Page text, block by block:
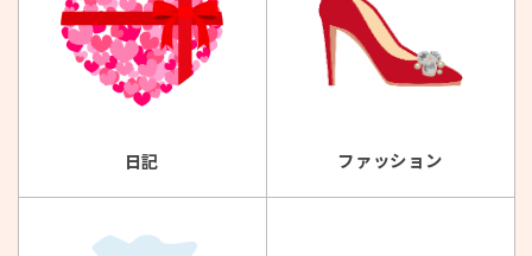
日記 ファッション